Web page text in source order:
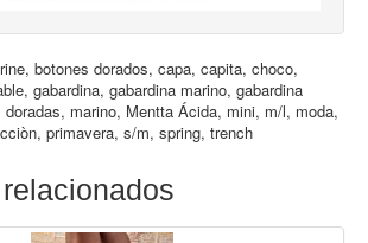
, botones dorados, capa, capita, choco,
, gabardina, gabardina marino, gabardina
doradas, marino, Mentta Ácida, mini, m/l, moda,
, primavera, s/m, spring, trench